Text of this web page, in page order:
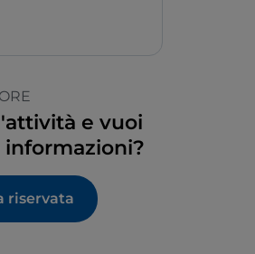
e vuoi
riservata